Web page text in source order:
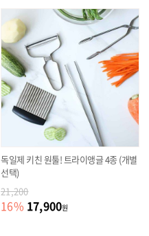
독일제 키친 원툴! 트라이앵글 4종 (개별
선택)
21,200
16% 17,900원